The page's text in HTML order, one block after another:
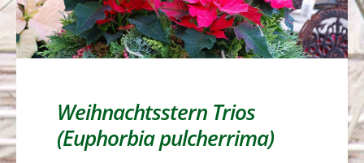
Weihnachtsstern Trios
(Euphorbia pulcherrima)